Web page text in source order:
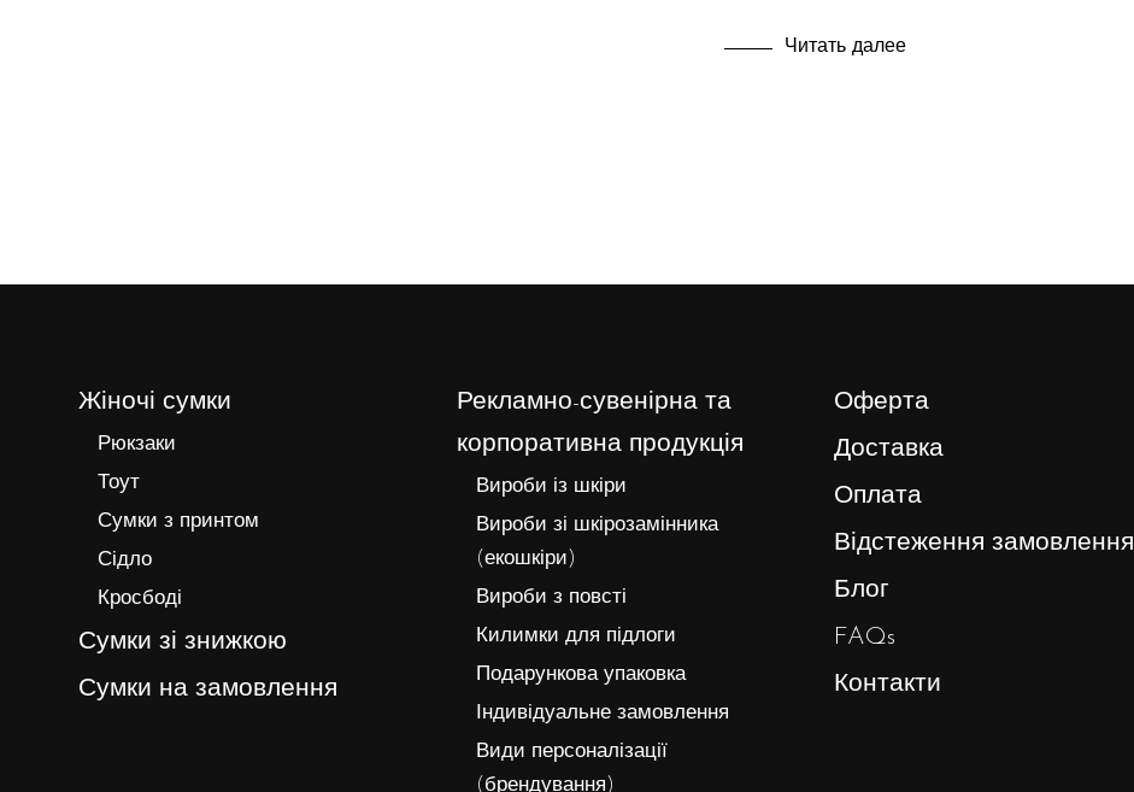
Читать далее
Жіночі сумки
Рюкзаки
Тоут
Сумки з принтом
Сідло
Кросбоді
Сумки зі знижкою
Сумки на замовлення
Рекламно-сувенірна та
корпоративна продукція
Вироби із шкіри
Вироби зі шкірозамінника
(екошкіри)
Вироби з повсті
Килимки для підлоги
Подарункова упаковка
Індивідуальне замовлення
Види персоналізації
(брендування)
Оферта
Доставка
Оплата
Відстеження замовлення
Блог
FAQs
Контакти